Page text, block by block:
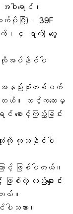
ဝါရောင်၊
ပြီး)၊ 39F
ရက်၊ ၄ ရက်) တွေ
း လိုအပ်နိုင်ပါ
အနည်းဆုံးတစ်ဝက်
ပါတယ်။ သင့်ကလေးမှ
င် စောင့်ကြည့်ခြင်း
န်လုံးကို ကုသနိုင်ပါ
ြောင့် ဖြစ်ပါတယ်။
ဖြစ်တဲ့ လည်ချောင်း
ယ်။
ပါသလား။